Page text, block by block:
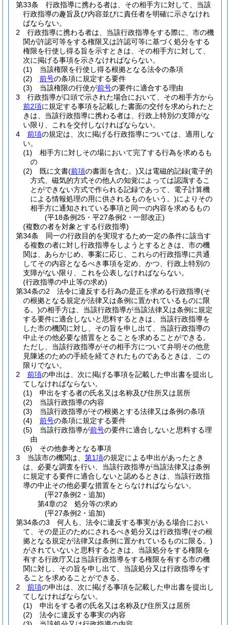
第33条
行政指導に携わる者は、その相手方に対して、当該
行政指導の趣旨及び内容並びに責任者を明確に示さなけれ
ばならない。
2
行政指導に携わる者は、当該行政指導をする際に、市の機
関が許認可等をする権限又は許認可等に基づく処分をする
権限を行使し得る旨を示すときは、その相手方に対して、
次に掲げる事項を示さなければならない。
(1)
当該権限を行使し得る根拠となる法令の条項
(2)
前号の条項に規定する要件
(3)
当該権限の行使が前号の要件に適合する理由
3
行政指導が口頭で示された場合において、その相手方から
前2項に規定する事項を記載した書面の交付を求められたと
きは、当該行政指導に携わる者は、行政上特別の支障がな
い限り、これを交付しなければならない。
4
前項の規定は、次に掲げる行政指導については、適用しな
い。
(1)
相手方に対しその場において完了する行為を求めるも
の
(2)
既に文書(前項の書面を含む。)又は電磁的記録(電子的
方式、磁気的方式その他人の知覚によっては認識するこ
とができない方式で作られる記録であって、電子計算機
による情報処理の用に供されるものをいう。)によりその
相手方に通知されている事項と同一の内容を求めるもの
(平18条例25・平27条例2・一部改正)
(複数の者を対象とする行政指導)
第34条
同一の行政目的を実現するため一定の条件に該当す
る複数の者に対し行政指導をしようとするときは、市の機
関は、あらかじめ、事案に応じ、これらの行政指導に共通
してその内容となるべき事項を定め、かつ、行政上特別の
支障がない限り、これを公表しなければならない。
(行政指導の中止等の求め)
第34条の2
法令に違反する行為の是正を求める行政指導(そ
の根拠となる規定が法律又は条例に置かれているものに限
る。)の相手方は、当該行政指導が当該法律又は条例に規定
する要件に適合しないと思料するときは、当該行政指導を
した市の機関に対し、その旨を申し出て、当該行政指導の
中止その他必要な措置をとることを求めることができる。
ただし、当該行政指導がその相手方について弁明その他意
見陳述のための手続を経てされたものであるときは、この
限りでない。
2
前項の申出は、次に掲げる事項を記載した申出書を提出し
てしなければならない。
(1)
申出をする者の氏名又は名称及び住所又は居所
(2)
当該行政指導の内容
(3)
当該行政指導がその根拠とする法律又は条例の条項
(4)
前号の条項に規定する要件
(5)
当該行政指導が前号の要件に適合しないと思料する理
由
(6)
その他参考となる事項
3
当該市の機関は、 第1項の規定による申出があったとき
は、必要な調査を行い、当該行政指導が当該法律又は条例
に規定する要件に適合しないと認めるときは、当該行政指
導の中止その他必要な措置をとらなければならない。
(平27条例2・追加)
第4章の2
処分等の求め
(平27条例2・追加)
第34条の3
何人も、法令に違反する事実がある場合におい
て、その是正のためにされるべき処分又は行政指導(その根
拠となる規定が法律又は条例に置かれているものに限る。)
がされていないと思料するときは、当該処分をする権限を
有する行政庁又は当該行政指導をする権限を有する市の機
関に対し、その旨を申し出て、当該処分又は行政指導をす
ることを求めることができる。
2
前項の申出は、次に掲げる事項を記載した申出書を提出し
てしなければならない。
(1)
申出をする者の氏名又は名称及び住所又は居所
(2)
法令に違反する事実の内容